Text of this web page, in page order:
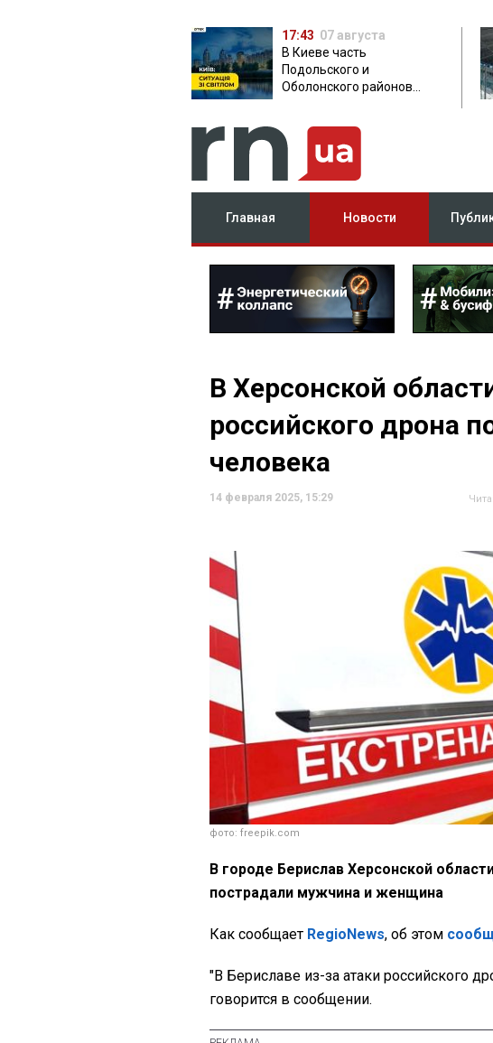
17:43 07 августа
В Киеве часть
Подольского и
Оболонского районов
Главная Новости
В Херсонской
российского дрона
человека
14 февраля 2025, 15:29
фото: freepik.com
В городе Берислав Херсонской
пострадали мужчина и женщина
Как сообщает RegioNews, об этом
"В Бериславе из-за атаки российского
говорится в сообщении.